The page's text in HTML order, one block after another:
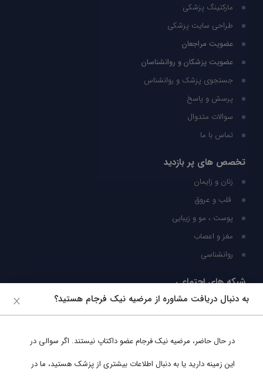
مارکتینگ پزشکی
طراحی سایت پزشکی
عضویت مراجعان
عضویت پزشکان و روانشناسان
جستجوی پزشک و روانشناس
پرسش و پاسخ
سوالات متدوال
تماس با ما
تخصص های پر بازدید
زنان و زایمان
قلب و عروق
پوست ، مو و زیبایی
مغز و اعصاب
روانشناسی
شبکه های اجتماعی
ما را در شبکه های اجتماعی دنبال کنید
به دنبال دریافت مشاوره از مرضیه نیک فرجام هستید؟
در حال حاضر، مرضیه نیک فرجامعضو داکتاپ نیستند. اگر سوالی در
این زمینه دارید یا به دنبال اطلاعات بیشتری از پزشک هستید، ما در